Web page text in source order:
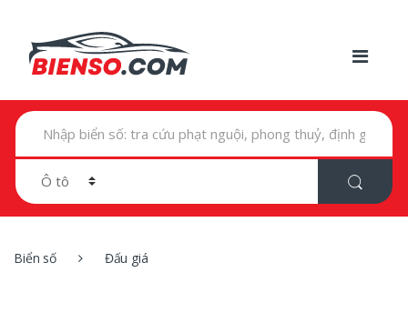
T
ì
k
ế
m
o
Biển số Đấu giá